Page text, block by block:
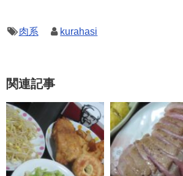
肉系 kurahasi
関連記事